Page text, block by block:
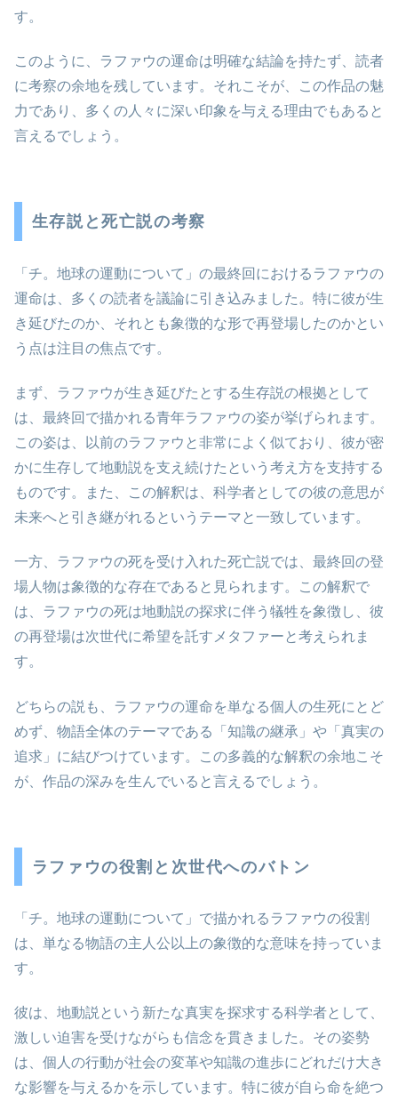
す。
このように、ラファウの運命は明確な結論を持たず、読者
に考察の余地を残しています。それこそが、この作品の魅
力であり、多くの人々に深い印象を与える理由でもあると
言えるでしょう。
生存説と死亡説の考察
「チ。地球の運動について」の最終回におけるラファウの
運命は、多くの読者を議論に引き込みました。特に彼が生
き延びたのか、それとも象徴的な形で再登場したのかとい
う点は注目の焦点です。
まず、ラファウが生き延びたとする生存説の根拠として
は、最終回で描かれる青年ラファウの姿が挙げられます。
この姿は、以前のラファウと非常によく似ており、彼が密
かに生存して地動説を支え続けたという考え方を支持する
ものです。また、この解釈は、科学者としての彼の意思が
未来へと引き継がれるというテーマと一致しています。
一方、ラファウの死を受け入れた死亡説では、最終回の登
場人物は象徴的な存在であると見られます。この解釈で
は、ラファウの死は地動説の探求に伴う犠牲を象徴し、彼
の再登場は次世代に希望を託すメタファーと考えられま
す。
どちらの説も、ラファウの運命を単なる個人の生死にとど
めず、物語全体のテーマである「知識の継承」や「真実の
追求」に結びつけています。この多義的な解釈の余地こそ
が、作品の深みを生んでいると言えるでしょう。
ラファウの役割と次世代へのバトン
「チ。地球の運動について」で描かれるラファウの役割
は、単なる物語の主人公以上の象徴的な意味を持っていま
す。
彼は、地動説という新たな真実を探求する科学者として、
激しい迫害を受けながらも信念を貫きました。その姿勢
は、個人の行動が社会の変革や知識の進歩にどれだけ大き
な影響を与えるかを示しています。特に彼が自ら命を絶つ